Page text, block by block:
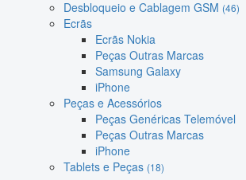
Desbloqueio e Cablagem GSM (46)
Ecrãs
Ecrãs Nokia
Peças Outras Marcas
Samsung Galaxy
iPhone
Peças e Acessórios
Peças Genéricas Telemóvel
Peças Outras Marcas
iPhone
Tablets e Peças (18)